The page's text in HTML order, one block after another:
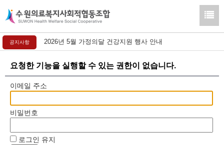
공지사항 2026년 5월 가정의달 건강지원 행사 안내
요청한 기능을 실행할 수 있는 권한이 없습니다.
이메일 주소
비밀번호
로그인 유지